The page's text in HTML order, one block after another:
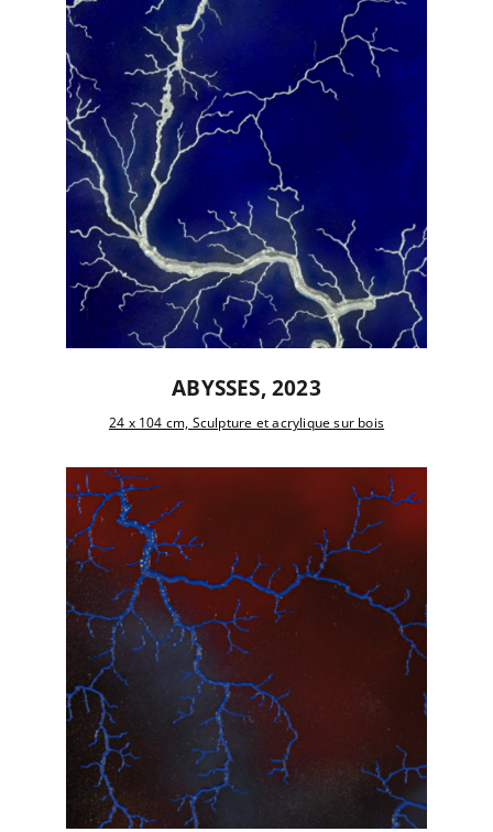
ABYSSES, 2023
24 x 104 cm, Sculpture et acrylique sur bois